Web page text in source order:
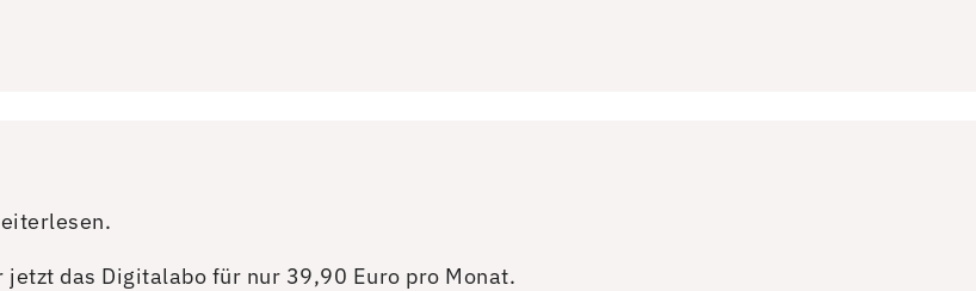
jetzt das Digitalabo für nur 39,90 Euro pro Monat.